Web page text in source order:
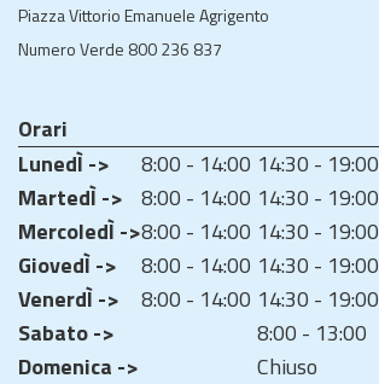
Piazza Vittorio Emanuele Agrigento
Numero Verde 800 236 837
Orari
LunedÌ ->
8:00 - 14:00 14:30 - 19:00
MartedÌ -> 8:00 - 14:00 14:30 - 19:00
MercoledÌ ->8:00 - 14:00 14:30 - 19:00
GiovedÌ ->
8:00 - 14:00 14:30 - 19:00
VenerdÌ ->
8:00 - 14:00 14:30 - 19:00
Sabato ->
8:00 - 13:00
Domenica ->
Chiuso